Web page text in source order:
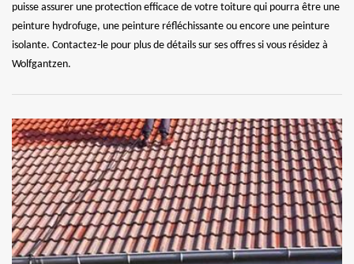
puisse assurer une protection efficace de votre toiture qui pourra être une
peinture hydrofuge, une peinture réfléchissante ou encore une peinture
isolante. Contactez-le pour plus de détails sur ses offres si vous résidez à
Wolfgantzen.